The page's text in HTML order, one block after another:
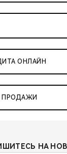
ОНЛАЙН
ПРОДАЖИ
НА